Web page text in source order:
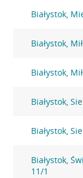
Białystok,
Białystok,
Białystok,
Białystok,
Białystok,
Białystok,
11/1